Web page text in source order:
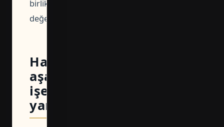
birlikte
değerlendirilmelidir.
Hangi
aşamada
işe
yarar?